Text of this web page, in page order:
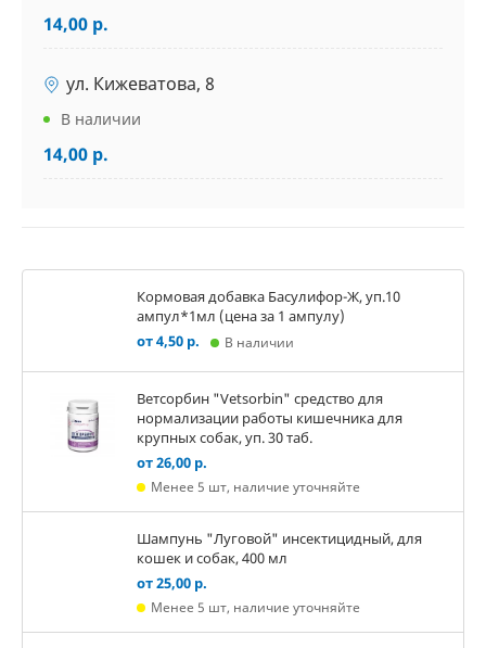
14,00 р.
ул. Кижеватова, 8
В наличии
14,00 р.
Кормовая добавка Басулифор-Ж, уп.10
ампул*1мл (цена за 1 ампулу)
от 4,50 р.
В наличии
Ветсорбин "Vetsorbin" средство для
нормализации работы кишечника для
крупных собак, уп. 30 таб.
от 26,00 р.
Менее 5 шт, наличие уточняйте
Шампунь "Луговой" инсектицидный, для
кошек и собак, 400 мл
от 25,00 р.
Менее 5 шт, наличие уточняйте